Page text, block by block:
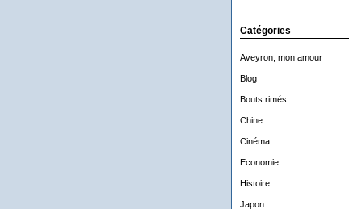
Catégories
Aveyron, mon amour
Blog
Bouts rimés
Chine
Cinéma
Economie
Histoire
Japon